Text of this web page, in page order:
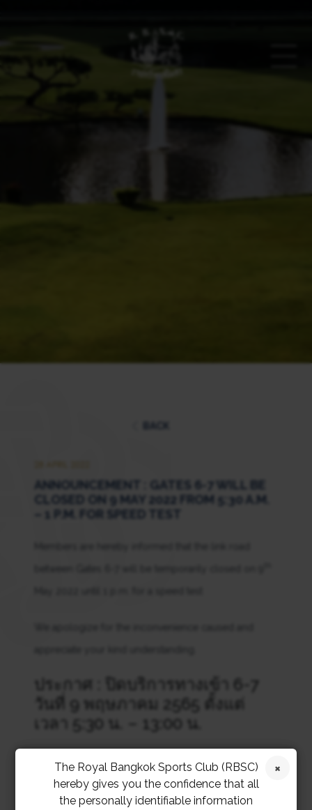
ANNOUNCEMENT : GATES 6-7 WILL BE
CLOSED ON 9 MAY 2022 FROM 5:30 A.M.
– 1 P.M. FOR SPEED TEST
ประกาศ : ปิดบริการทางเข้า 6-7
วันที่ 9 พฤษภาคม 2565 ตั้งแต่
เวลา 5:30 น. – 13:00 น.
ถนนเชื่อมระหว่างประตูทางเข้าที่ 6-7 จะปิดให้บริการใน
วันที่ 9 พฤษภาคม 2565 จนถึง 13:00 น. เพื่อทำการทดสอบ
The Royal Bangkok Sports Club (RBSC)
hereby gives you the confidence that all
the personally identifiable information